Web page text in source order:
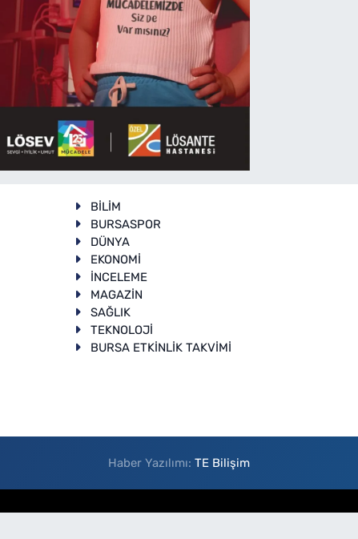
BİLİM
BURSASPOR
DÜNYA
EKONOMİ
İNCELEME
MAGAZİN
SAĞLIK
TEKNOLOJİ
BURSA ETKİNLİK TAKVİMİ
Haber Yazılımı:TE Bilişim